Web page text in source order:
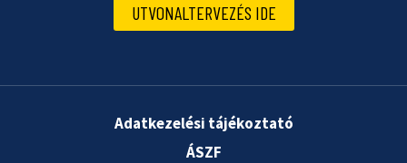
UTVONALTERVEZÉS IDE
Adatkezelési tájékoztató
ÁSZF